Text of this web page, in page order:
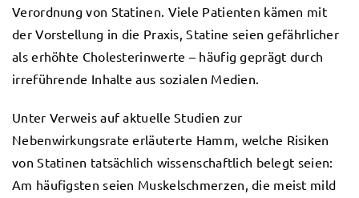
Verordnung von Statinen. Viele Patienten kämen mit
der Vorstellung in die Praxis, Statine seien gefährlicher
als erhöhte Cholesterinwerte – häufig geprägt durch
irreführende Inhalte aus sozialen Medien.
Unter Verweis auf aktuelle Studien zur
Nebenwirkungsrate erläuterte Hamm, welche Risiken
von Statinen tatsächlich wissenschaftlich belegt seien:
Am häufigsten seien Muskelschmerzen, die meist mild